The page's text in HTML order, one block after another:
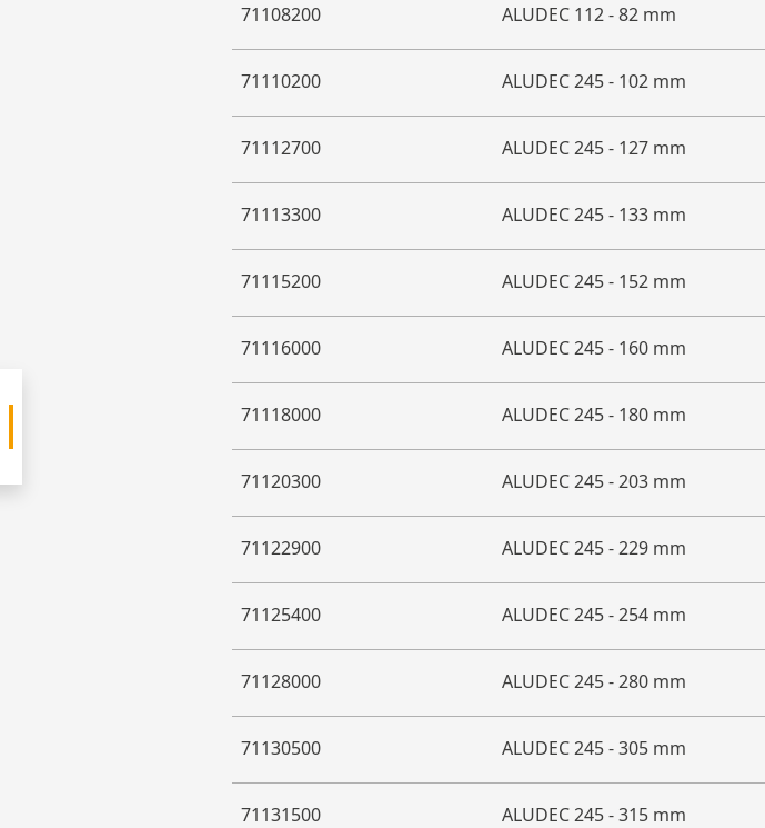
71108200 ALUDEC 112 - 82 mm
71110200 ALUDEC 245 - 102 mm
71112700 ALUDEC 245 - 127 mm
71113300 ALUDEC 245 - 133 mm
71115200 ALUDEC 245 - 152 mm
71116000 ALUDEC 245 - 160 mm
71118000 ALUDEC 245 - 180 mm
71120300 ALUDEC 245 - 203 mm
71122900 ALUDEC 245 - 229 mm
71125400 ALUDEC 245 - 254 mm
71128000 ALUDEC 245 - 280 mm
71130500 ALUDEC 245 - 305 mm
71131500 ALUDEC 245 - 315 mm